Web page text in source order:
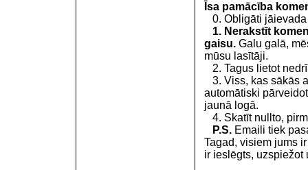
Īsa pamācība
0. Obligāti jāievada
1. Nerakstīt
gaisu. Galu galā,
mūsu lasītāji.
2. Tagus lietot
3. Viss, kas sākās
automātiski
jaunā logā.
4. Skatīt nullto,
P.S. Emaili tiek
Tagad, visiem jums
ir ieslēgts, uzspiežot